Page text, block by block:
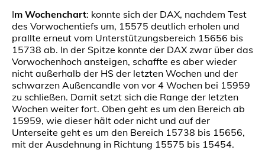
Im Wochenchart: konnte sich der DAX, nachdem Test
des Vorwochentiefs um, 15575 deutlich erholen und
prallte erneut vom Unterstützungsbereich 15656 bis
15738 ab. In der Spitze konnte der DAX zwar über das
Vorwochenhoch ansteigen, schaffte es aber wieder
nicht außerhalb der HS der letzten Wochen und der
schwarzen Außencandle von vor 4 Wochen bei 15959
zu schließen. Damit setzt sich die Range der letzten
Wochen weiter fort. Oben geht es um den Bereich ab
15959, wie dieser hält oder nicht und auf der
Unterseite geht es um den Bereich 15738 bis 15656,
mit der Ausdehnung in Richtung 15575 bis 15454.